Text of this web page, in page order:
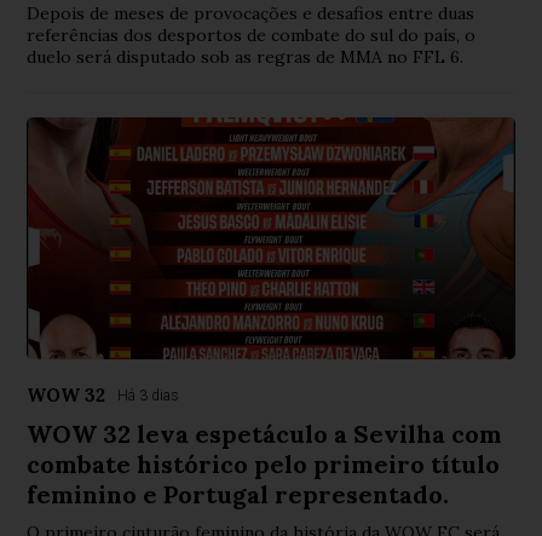
Depois de meses de provocações e desafios entre duas
referências dos desportos de combate do sul do país, o
duelo será disputado sob as regras de MMA no FFL 6.
WOW 32 Há 3 dias
WOW 32 leva espetáculo a Sevilha com
combate histórico pelo primeiro título
feminino e Portugal representado.